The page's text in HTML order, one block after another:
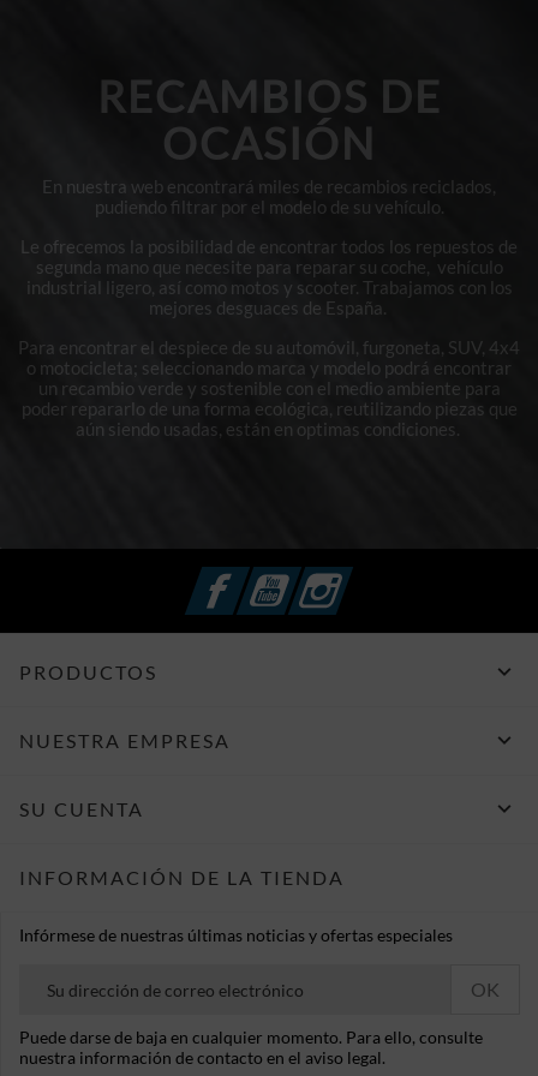
RECAMBIOS DE
OCASIÓN
En nuestra web encontrará miles de recambios reciclados,
pudiendo filtrar por el modelo de su vehículo.
Le ofrecemos la posibilidad de encontrar todos los repuestos de
segunda mano que necesite para reparar su coche, vehículo
industrial ligero, así como motos y scooter. Trabajamos con los
mejores desguaces de España.
Para encontrar el despiece de su automóvil, furgoneta, SUV, 4x4
o motocicleta; seleccionando marca y modelo podrá encontrar
un recambio verde y sostenible con el medio ambiente para
poder repararlo de una forma ecológica, reutilizando piezas que
aún siendo usadas, están en optimas condiciones.
FacebookYouTubeInstagram
PRODUCTOS 
NUESTRA EMPRESA 
SU CUENTA 
INFORMACIÓN DE LA TIENDA
Infórmese de nuestras últimas noticias y ofertas especiales
Puede darse de baja en cualquier momento. Para ello, consulte
nuestra información de contacto en el aviso legal.